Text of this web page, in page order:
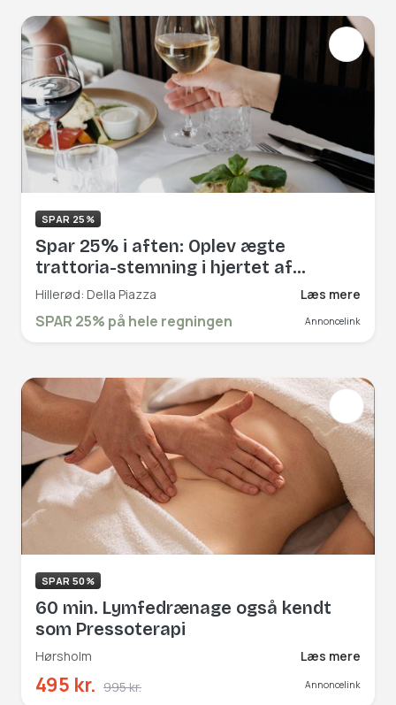
regningen!
SPAR 25%
Spar 25% i aften: Oplev ægte
trattoria-stemning i hjertet af
Hillerød hos Della Piazza. Her er mad
mere end blot et måltid. Hver ret er
tilberedt med respekt for de
metoder. Book hér og få rabat på hele
regningen!
Hillerød: Della Piazza Læs mere
SPAR 25% på hele regningen Annoncelink
SPAR 50%
60 min. Lymfedrænage også kendt
som Pressoterapi
Hørsholm Læs mere
495 kr. 995 kr. Annoncelink